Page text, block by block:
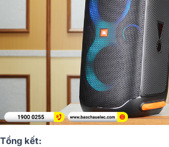
Tổng kết: